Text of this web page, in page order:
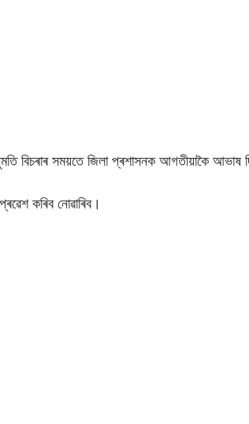
বিচৰাৰ সময়তে জিলা প্ৰশাসনক আগতীয়াকৈ আভাষ
কৰিব নোৱাৰিব।